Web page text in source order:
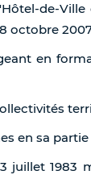
de-
octobre
en
en sa
juillet 1983